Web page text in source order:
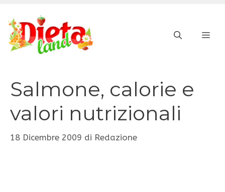
contenuto
Salmone, calorie e
valori nutrizionali
18 Dicembre 2009 di Redazione